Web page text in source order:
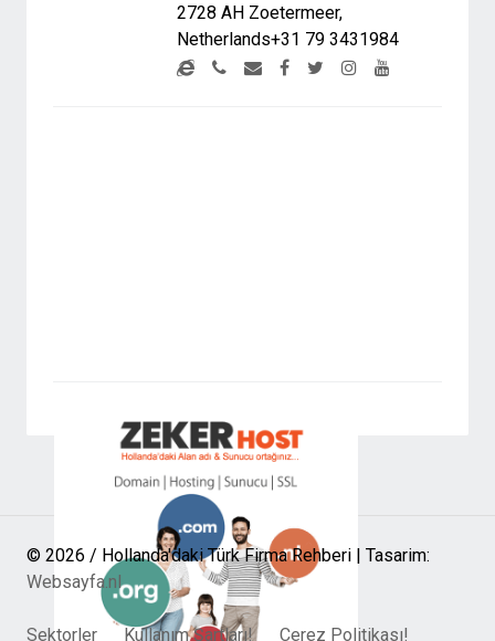
2728 AH Zoetermeer,
Netherlands+31 79 3431984
© 2026 / Hollanda'daki Türk Firma Rehberi | Tasarim:
Websayfa.nl
Sektorler Kullanım Şartları! Cerez Politikası!